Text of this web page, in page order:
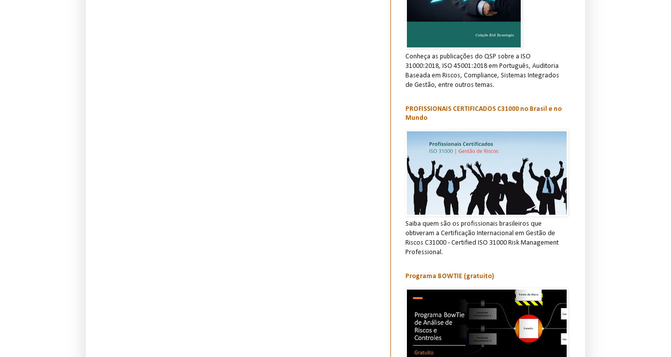
Conheça as publicações do QSP sobre a ISO
31000:2018, ISO 45001:2018 em Português, Auditoria
Baseada em Riscos, Compliance, Sistemas Integrados
de Gestão, entre outros temas.
PROFISSIONAIS CERTIFICADOS C31000 no Brasil e no
Mundo
Saiba quem são os profissionais brasileiros que
obtiveram a Certificação Internacional em Gestão de
Riscos C31000 - Certified ISO 31000 Risk Management
Professional.
Programa BOWTIE (gratuito)